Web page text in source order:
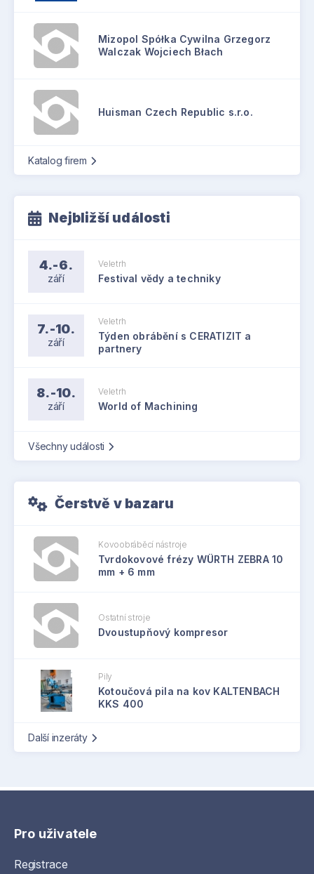
Mizopol Spółka Cywilna Grzegorz
Walczak Wojciech Błach
Huisman Czech Republic s.r.o.
Katalog firem
Nejbližší události
4.-6.
září
Veletrh
Festival vědy a techniky
7.-10.
září
Veletrh
Týden obrábění s CERATIZIT a
partnery
8.-10.
září
Veletrh
World of Machining
Všechny události
Čerstvě v bazaru
Kovoobráběcí nástroje
Tvrdokovové frézy WÜRTH ZEBRA 10
mm + 6 mm
Ostatní stroje
Dvoustupňový kompresor
Pily
Kotoučová pila na kov KALTENBACH
KKS 400
Další inzeráty
Pro uživatele
Registrace